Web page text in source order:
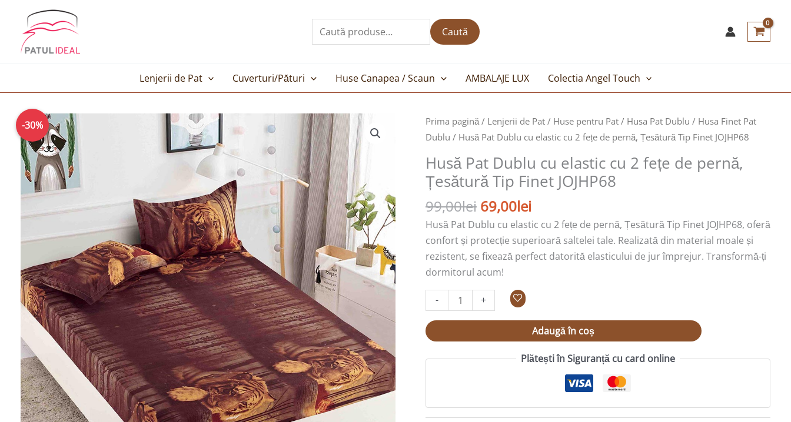
content
după:
Caută
Lenjerii de Pat Cuverturi/Pături Huse Canapea / Scaun AMBALAJE LUX Colectia Angel Touch
-30% Prima pagină/ Lenjerii de Pat/ Huse pentru Pat/ Husa Pat Dublu / Husa Finet Pat
Dublu / Husă Pat Dublu cu elastic cu 2 fețe de pernă, Țesătură Tip Finet JOJHP68
Husă Pat Dublu cu elastic cu 2 fețe de pernă,
Țesătură Tip Finet JOJHP68
99,00lei
Prețul
inițial
fost:
99,00lei.
69,00lei
Prețul
curent
69,00lei.
Husă Pat Dublu cu elastic cu 2 fețe de pernă, Țesătură Tip Finet JOJHP68, oferă
confort și protecție superioară saltelei tale. Realizată din material moale și
rezistent, se fixează perfect datorită elasticului de jur împrejur. Transformă-ți
dormitorul acum!
-
Cantitate
Husă
Dublu
cu
elastic
cu
2
fețe
de
pernă,
Țesătură
Tip
Finet
JOJHP68
+
Adaugă în coș
Plătești în Siguranță cu card online